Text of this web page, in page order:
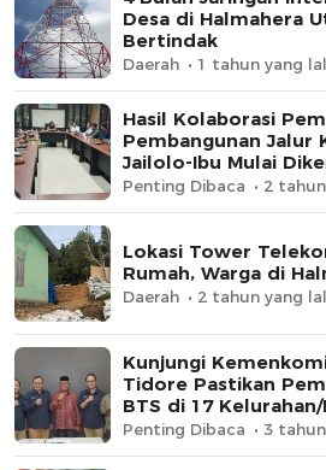
Desa di Halmahera
Bertindak
Daerah 1 tahun yang
Hasil Kolaborasi
Pembangunan Jalur
Jailolo-Ibu Mulai
Penting Dibaca 2
Lokasi Tower
Rumah, Warga di
Daerah 2 tahun yang
Kunjungi
Tidore Pastikan
BTS di 17 Kelurahan/
Penting Dibaca 3